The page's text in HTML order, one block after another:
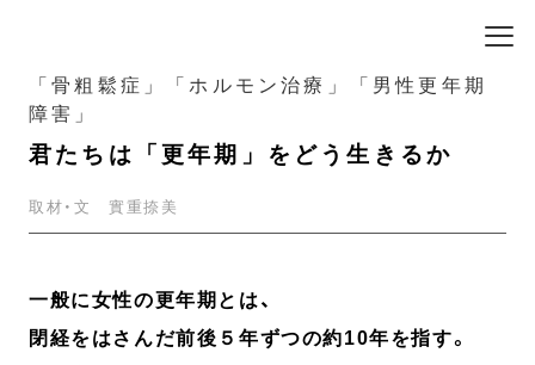
「骨粗鬆症」「ホルモン治療」「男性更年期
障害」
君たちは「更年期」をどう生きるか
取材・文 實重捺美
一般に女性の更年期とは、
閉経をはさんだ前後５年ずつの約10年を指す。